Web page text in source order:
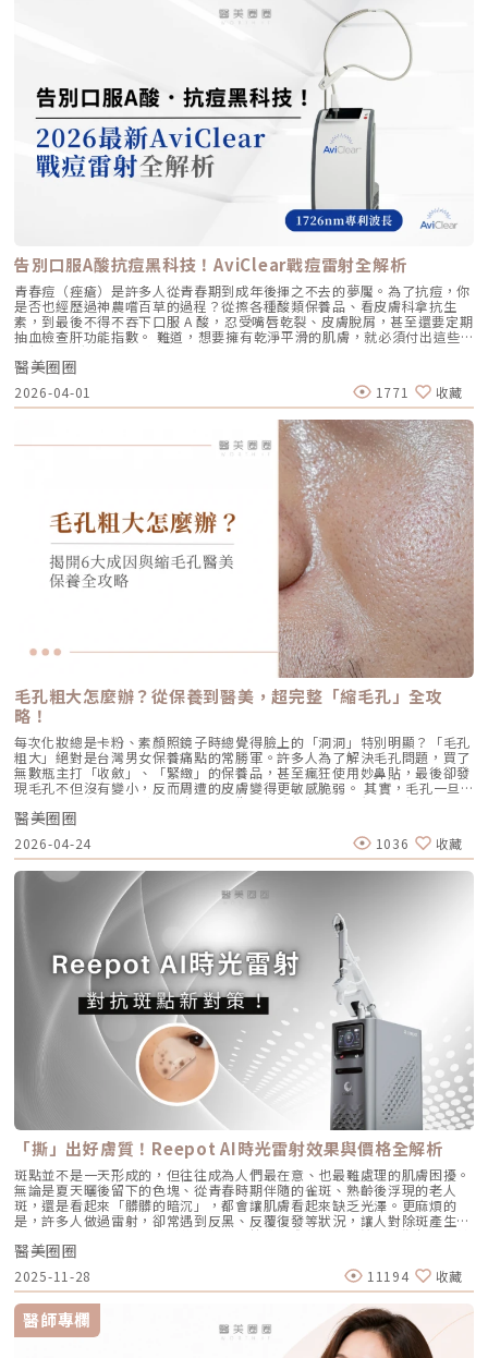
的自然光采抗老不應該是「加法」，而是「還原」。Profhilo 逆時針的哲
學與辰美學的理念不謀而合：我們不希望客戶變得不像自己，我們希望妳在
未來的日子裡，依然保有那份緊緻、透亮的彈力美感。妳不需要厚重的粉底
來遮蓋疲態，因為最美的底妝，就是妳健康的真皮層。如果妳也想體驗這種
「由內而外」的重塑感，歡迎來到辰美學，讓我們為妳量身定制專屬的逆齡
處方箋。「詳細內容請詳見辰美學官網」
個人體質而異） 值得一提的是，它不像音波拉提需要靠機器操作、產生熱
能導致術後紅腫，也不會像玻尿酸填充容易造成過度膨脹的人工感，而是像
「智慧型保養」，漸進式修復你的肌膚底層架構。哪些人適合做璞菲洛？
Profhilo不僅適合輕熟女族群，也非常適合希望改善整體膚況、延緩老化的
人。尤其推薦給以下族群： 面臨初老症狀者： 臉部、頸部或手部出現細
紋、輕微鬆弛，以及肌膚彈性下降、缺乏緊實感的人。 膚質困擾者： 肌膚
乾燥、毛孔粗大、膚色不均或膚質粗糙，希望透過深層保濕來全面提升膚況
的人。 追求自然效果者： 不希望外觀有大幅度改變，只想透過自然、漸進
的方式讓自己看起來更年輕、更有氣色。 對其他療程敏感者： 曾對雷射、
能量儀器等療程反應較大，或希望尋找一種低風險、低修復期的保養方式。
忙碌但仍想維持好氣色的族群非常友善。璞菲洛療程建議與效果說明璞菲洛
建議以三次療程為一完整週期，前兩次治療間隔約30天，第三次則可延長至
4至6個月後進行。必要時，醫師會根據患者肌膚老化程度，評估是否安排加
強治療，以達到最佳效果。大部分患者在首次治療後約2至4週，能感受到肌
膚保濕度提升與質感柔嫩。完整療程結束後，肌膚彈性、細緻度與毛孔緊實
度明顯改善，效果可維持數月，期間因人而異，與個人膚質及保養習慣相
關。針對肌膚老化較嚴重的患者，醫師會提供客製化療程方案，確保治療成
效符合期待。為何完成完整療程後仍需定期補打？雖然Profhilo在第一年完
成三次療程後，可促進皮膚彈力蛋白的新生，但其成分會在體內逐漸代謝，
約在施打後28天開始減少。儘管如此，Profhilo所啟動的生物刺激作用能持
續約3個月左右。隨著時間流逝，皮膚的保濕度與細胞活化功能會逐漸降
低，肌膚質感可能回復至治療前的狀態。加上年齡增長與環境壓力，皮膚細
胞活力下降，因此建議每3至4個月進行一次補打，持續激活肌膚，維持年輕
健康。一項針對40至65歲受試者的研究顯示，接受兩次Profhilo注射（間
隔30天）後，在1個月與4個月的評估中，皮膚彈性與保濕度均有顯著提
升，且效果可維持至少4個月。受試者自我評估亦反映皺紋減少、肌膚更緊
緻，印證持續治療的重要性。（參考來源：Sparavigna et al., 2022）璞
菲洛療程前後注意事項術前： 停止服用抗凝血藥物（如阿斯匹靈、維他命
E） 治療當天避免化妝、飲酒 保持作息規律，避免熬夜與重度壓力術後：
24小時內避免按摩施打部位 三天內避免劇烈運動與三溫暖 一週內避免臉部
熱敷與刺激性護膚產品 建議加強保濕、防曬，幫助效果延長璞菲洛副作用
與風險Profhilo屬於非交聯玻尿酸，不含化學交聯劑，生物相容性極佳，副
作用相對少。常見輕微反應包括： 注射處短暫腫脹、微紅 局部輕微瘀青
（數日內可自行消退） 極少數人可能會有輕微搔癢或壓痛感，通常在數天
內緩解※ 選擇合法診所與原廠授權產品，是避免療程風險最關鍵的因素。
為什麼 Profhilo 成為新一代醫美趨勢？隨著醫美觀念的演變，越來越多人
追求自然、柔和的改善效果，不希望臉部看起來僵硬或過度膨脹。Profhilo
與傳統填充型療程最大的不同，在於它獨特的「重建」式作用。Profhilo
並非單純地填補，而是將高濃度玻尿酸均勻分布於肌膚真皮層，從底層刺激
膠原蛋白與彈力蛋白新生，啟動肌膚的自我修復能力，讓效果柔和自然，能
有效降低傳統填充物可能帶來的異物感，也更貼近肌膚自然老化的邏輯。此
外，Profhilo 完美契合了當前醫美市場「微侵入式」與「預防型保養」的
趨勢。它填補了日常保養品與侵入式手術之間的空缺，不需像肉毒桿菌那樣
限制表情，也不需要像手術拉皮那樣漫長的恢復期。對於生活忙碌、注重效
率的現代人來說，這讓它更容易被接受，成為許多人延緩老化、提升膚質的
首選。臨床案例分享以下為原廠提供的實際案例，透過Profhilo逆時針療
程，觀察治療前後肌膚狀態的變化，供大家參考了解療程效果。璞菲洛
Profhilo常見Q&AQ1：PROFHILO和水光療程有什麼差別？ 水光著重在肌
膚表層補水，讓皮膚變得水嫩透亮；而PROFHILO作用層次更深，不只補
水，還能活化膠原蛋白、彈力蛋白等細胞修復，提升整體彈性與緊緻度。它
的特點是透過穩定擴散來刺激肌膚自我修復，不靠刺激或破壞，適合想全面
改善膚況的人。Q2：可以和電波、音波等療程搭配嗎？ 可與電波、音波等
療程搭配使用，建議間隔約兩週，具體施打順序與時間需由醫師評估。電
波、音波術後可加速肌膚修復並延長效果，但需等皮膚完全降溫後再進行
Profhilo療程。施打前請務必諮詢醫師，遵從專業建議安排療程。Q3：璞
菲洛每年需要打幾次？ 一個完整療程通常包含三次施打，前兩次相隔約一
個月，第三次則可在四到六個月後進行。視個人膚況與需求，也可安排後續
加強療程，以延續效果。Q4：頸紋、手部老化也能打嗎？ 可以。Profhilo
在頸部與手背同樣有良好表現，能改善乾紋與鬆弛，是全方位肌膚重建療
程。Q5：是否適合所有膚質？ 大多數人皆可接受，但孕婦、哺乳中女性與
對玻尿酸過敏者不建議施打。Q6：哪些人適合做Profhilo？需要幾歲才能
做？Profhilo適合有初期老化、乾燥或鬆弛困擾的人，通常建議從30歲以後
就可以評估施作。特別推薦給希望改善膚況，又不想讓五官改變或產生膨脹
感的人。Q7：施打Profhilo會很痛嗎？會不會腫？需要修復期嗎？療程過
程簡單快速，使用極細針在臉部五個特定位點注射，疼痛感輕微。少數人會
有暫時性紅腫或小腫塊，通常幾小時內可自然消退，不會影響日常活動。
Q8：Profhilo成分天然嗎？會不會引起過敏？Profhilo採用高純度、非動
物來源的玻尿酸，不含常見交聯劑成分，安全性高，過敏反應發生機率非常
低，並獲得歐盟CE安全認證。Profhilo璞菲洛是突破傳統玻尿酸觀念的療
程，不以填充為主，而是提升肌膚自癒力與膚質的「逆時針保養」新選擇。
如果你渴望不影響生活的微創保養，並希望從根本改善膚質，Profhilo 絕
對值得你列入考量。在選擇療程前，務必諮詢專業醫師，評估自身膚況與適
合方案，才能真正達到年輕又自然的理想狀態。選擇合法診所、專業醫師與
原廠產品，是安全變美的不二法門。★溫馨提醒★小編要提醒大家，醫療並
非單純的商業交易，所有的療程都伴隨著風險。因此，作為消費者應該謹慎
選擇合適的醫療方案，以確保安全與健康。
跟病患分享一個觀念：音波拉提不是「能量越強越好」，而是「能量要打在
對的地方」。每個人的皮膚厚度、皮下脂肪分布、筋膜層（SMAS）的深
度，甚至是神經血管的走勢都完全不同。即便是在同一個人的臉上，左側與
右側的組織密度也存在差異。傳統的音波療程多半屬於「盲打」，醫師只能
憑藉經驗去推測深度，這就像是在迷霧中航行，風險與不穩定性自然較高。
1.1 精準醫療的「透視眼」最新的Ultherapy Prime 美國音波二代搭載了升
級版 DeepSEE® 即時影像技術。在施打的每一條能量時，我都能透過 2X 高
清螢幕清晰地看見病患當下的組織層級。這意味著： 避開神經與骨頭：大
幅降低因能量落點錯誤導致的劇痛或副作用。 精準鎖定 SMAS 筋膜層：確
保每一發熱凝結點都精確落在支撐輪廓的關鍵地基上。 即時監控探頭貼合
度：防止因貼合不全導致的表皮燙傷。二、 三種鬆弛型態：妳需要的是
「拉提」還是「緊緻」？很多客人到診間會直接說：「我要打音波。」但我
通常會先進行細緻的觸診與影像觀察，因為「鬆弛」其實分為不同層次。如
果診斷錯誤，治療效果就會大打折扣。我將臉部老化歸納為三種主要型態，
並給予不同的客製化建議：2.1 筋膜鬆弛型（結構下垂）這是最適合美國音
墜。這類問題的根源在於 SMAS 筋膜層失去張力，需要透過美音二代深達
4.5mm 的聚焦能量，從地基進行「拉提」。2.2 表皮鬆弛型（膚質鬆軟）
如果妳覺得臉部皮膚軟爛、毛孔粗大、布滿細紋，這通常是真皮層膠原蛋白
流失。此時我會建議以「無雙電波」或「鳳凰電波」為主，強化表層的「緊
緻」，若能搭配美音二代 1.5mm 或 3.0mm 的探頭進行分層治療，效果會
更全面。2.3 脂肪下移型（贅肉堆積）有些人老化表現是法令紋上方擠出一
塊肉，或是出現明顯的雙下巴。這類族群除了筋膜拉提，還需要美音二代對
脂肪組織產生的微熱效應來進行收斂，收緊鬆贅組織，恢復線條的俐落感。
三、 關於痛感與效果：二代真的不一樣嗎？「醫師，聽說美國音波非常
痛，是真的嗎？」這是許多客人心中的陰影。的確，第一代美國音波因其能
量輸出極為強悍扎實，對某些痛感較敏感的客人來說確實是一大挑戰。但
Ultherapy Prime（美音二代）在 2026 年能被醫美圈推崇，關鍵就在於它
大幅優化了「舒適度」。3.1 減痛技術的優化美音二代優化了能量輸出的波
型與頻率，使熱能釋放更加穩定均勻。在臨床操作中，我發現客人的耐受度
顯著提升，不再需要像早期那樣「痛到想哭」。 見效時間：治療當下因組
織受熱收縮，會有 10-20% 的即時拉提感。真正的巔峰效果會在術後 2–3
個月，隨著膠原蛋白的大量新生，輪廓會日益清晰。 維持時間：在規律的
生活作息下，一次優良的治療效果可維持 12–18 個月。四、 蔡醫師的減齡
處方箋：美音二代的精準佈點很多診所標榜「破千條」的音波，但我始終堅
持：條數不是越多越好，精準度才是關鍵。過多的能量可能造成脂肪萎縮
（臉凹），過少則無感。在辰美學，我會根據每一位客人的臉型厚薄、鬆弛
程度，規劃專屬的能量地圖。以下是 2026 年我常用的建議處方： 施作區
更好的「精緻度」，我常會建議在音波拉提後，搭配再生針（瑞德喜）進行
外輪廓的固定，或是以「混合式填充」補足流失的骨架支撐。這種「由內拉
提、由外固定」的複合思維，才是現代抗老的趨勢。五、 2026 醫美行情與
避坑建議當妳搜尋「美國音波二代價格」時，會發現市場行情落差很大。身
為醫師，我必須提醒大家，費用背後包含的是原廠探頭成本、儀器維護、以
及最重要的「醫師的技術與判讀經驗」。 認明原廠授權：施打前請掃描儀
器與探頭 QR Code，確保非水貨或非法翻新探頭。 選擇認證醫師：音波拉
提需要精準的解剖學知識，只有受過原廠培訓的醫師，才能在「安全邊界
內」將能量發揮到極致。六、 結語：愛美，是為了成就更好的自己我常
說，醫美的意義不在於把妳變成另外一個人，而在於「找回最巔峰狀態的
妳」。看著客人在治療後，重新對鏡子裡的自己露出自信的微笑，那是我身
技術，結合我對面部結構的美感理解，悉心守護妳每一寸肌膚的張力。如果
您也對輪廓的流失感到焦慮，或者正猶豫哪種療程最適合自己，歡迎預約來
診間，讓我們在一個放鬆、透明的環境下，一起討論出最適合您的減齡計
畫。
告別口服A酸抗痘黑科技！AviClear戰痘雷射全解析
青春痘（痤瘡）是許多人從青春期到成年後揮之不去的夢魘。為了抗痘，你
是否也經歷過神農嚐百草的過程？從擦各種酸類保養品、看皮膚科拿抗生
素，到最後不得不吞下口服 A 酸，忍受嘴唇乾裂、皮膚脫屑，甚至還要定期
抽血檢查肝功能指數。 難道，想要擁有乾淨平滑的肌膚，就必須付出這些
代價嗎？ 隨著醫學美容科技的進步，抗痘治療終於迎來了劃時代的突破。
全球首款獲得美國 FDA 認證，專門針對「皮脂腺」進行治療的 AviClear 戰
痘雷射 正式問世。它主打不需依賴藥物、無嚴重副作用，透過專利
1726nm 波長雷射，從根源「關閉」過度活躍的皮脂腺。 這篇文章將帶你
全面深入了解 AviClear 戰痘雷射的作用原理、與傳統治療的差異、療程細
節以及真實的術後效果，幫助你評估這項抗痘黑科技是否適合自己。為什麼
痘痘總是反覆發作？看懂萬惡之源「皮脂腺」在認識 AviClear 戰痘雷射之
前，我們必須先了解痘痘（痤瘡）究竟是怎麼形成。青春痘的生成機制主要
包含四大關鍵： 皮脂分泌過盛：受到賀爾蒙、壓力、飲食或基因影響，皮
脂腺製造出過多的油脂。 毛囊角化異常：老廢角質無法正常代謝，與油脂
混合後堵塞毛孔，形成粉刺。 痤瘡桿菌增生：堵塞的無氧毛孔成為痤瘡桿
菌（C. acnes）的溫床，細菌大量繁殖。 發炎反應：細菌代謝物引發免疫
反應，導致紅腫、化膿，形成嚴重的囊腫型或膿皰型痘痘。在這四個環節
中，「皮脂分泌過盛」是啟動後續一連串災難的開關。傳統的治療方式，如
抗生素主要針對殺菌；外用酸類主要針對去角質。唯有口服 A 酸能夠有效抑
制皮脂腺分泌，這也是為什麼口服 A 酸過去被視為治療嚴重痘痘的終極武
器。然而，口服 A 酸伴隨著全身性的副作用。而 AviClear 戰痘雷射的誕
生，就是為了一次解決這個痛點：我們能不能在不吃藥的情況下，精準且長
效地控制皮脂腺？什麼是 AviClear 戰痘雷射？解密 1726nm 的物理奇蹟
AviClear 戰痘雷射是一台利用特定波長光能來治療痤瘡的醫療儀器。它的核
心技術在於突破性的1726nm 波長雷射。1. 為什麼是 1726nm 波長？「專
吃油脂」的標靶治療在雷射醫學中，不同的波長會被不同的目標物（如黑色
素、血紅素、水分）吸收。1726nm 這個波長非常特殊，它在人體組織
中，被皮脂（油脂）吸收的效率，大約是被水分吸收的 2 倍。當 AviClear
的雷射光束打入真皮層時，能量會精準地被富含油脂的「皮脂腺」大量吸
收，進而產生熱能。這些熱能會破壞過度活躍的皮脂腺細胞，變得萎縮、分
泌量大幅下降。當沒有過多的油脂，毛孔就不易堵塞，痤瘡桿菌也失去了生
存的養分，痘痘自然就失去了生長的溫床。2. AviCool™ 藍寶石冷卻系統：
保護表皮，大幅提升舒適度既然要用熱能破壞深層的皮脂腺，表皮會不會被
燙傷？這正是 AviClear 的另一項核心專利。機器配備了專屬的 AviCool™
藍寶石接觸式冷卻系統。在雷射擊發前、擊發中與擊發後，冷卻系統會持續
將表皮溫度維持在安全的低溫狀態。這不僅能防止表皮熱傷害、避免術後反
黑，更大幅降低了療程中的痛感，讓患者在不需要敷麻藥的情況下（視個人
耐受度而定），也能順利完成治療。AviClear 戰痘雷射 vs. 藍雷射與傳統療
法：抗痘金大PK過去我們面對嚴重的青春痘，「吞口服A酸」幾乎是唯一的
終極解方。然而，隨著光電科技的突破，現代的醫美抗痘已經邁入了「精準
破壞皮脂腺」的新紀元。目前市面上討論度最高的兩大抗痘黑科技，分別是
AviClear 戰痘雷射與 CAPRI 藍雷射。雖然兩者都主打不吃藥、從根源控
油，但在波長與作用機制上卻有著根本的差異。我們該如何選擇？它們與傳
統的口服A酸又有什麼不同？以下為您全面解析。頂尖對決：AviClear 戰痘
雷射 vs. CAPRI 藍雷射這兩款都是目前熱門的無藥物抗痘雷射，雖然目標一
致，但「作戰策略」卻截然不同：1. AviClear 戰痘雷射（1726nm）：專
注皮脂腺的「源頭阻斷」作用原理：搭載專利 1726nm 波長，具備極高的
「油脂專一性」，能穿透皮膚精準鎖定並加熱肥大的皮脂腺，使其萎縮。核
心強項：直接從源頭切斷出油量並破壞痘痘的生長環境，主打極長效的抗痘
與控油效果，非常適合追求長期穩定膚況、不想依賴藥物的人。2. CAPRI
藍雷射（1450nm + 450nm）：控油＋殺菌的「雙效複合」作用原理：結
合 1450nm 的熱能來縮減皮脂腺（控油），同時搭配 450nm 藍光直接消
滅表皮的痤瘡桿菌（殺菌）。核心強項：雙管齊下，對於臉上正在急性發
炎、紅腫的痘痘，具有極佳的立即退紅與消炎效果，適合需要快速壓制大面
積發炎的患者。3. 傳統終極武器：口服A酸（Isotretinoin）作用原理：屬
於全身性的系統性治療。它能全面抑制皮脂腺分泌、使皮脂腺萎縮，同時促
進毛囊正常角化，並大幅減少發炎反應與痤瘡桿菌增生。核心強項：能夠一
次打擊痘痘的四大成因，對於嚴重型、結節囊腫型痘痘，或是對其他治療
（包含抗生素、外用藥膏）無效的頑固型痘痘，具有極高的治癒率與長效
性。需注意事項：伴隨較明顯的副作用，最常見包含嘴唇乾裂、皮膚乾燥脫
皮、眼睛乾澀等。此外，孕婦絕對禁用（具致畸胎性），療程期間需配合醫
師定期抽血監測肝功能與血脂，且通常需持續服用數個月至一年以上以達到
標準的累積劑量。CAPRI 藍雷射與 AviClear 戰痘雷射最主要的差異，在於
「雷射波長」與「對油脂的吸收破壞力」。簡單來說，藍雷射主打「控油加
殺菌」的雙效機制，適合用來對付輕中度的痘痘與毛孔粗大問題；而
1726nm 的戰痘雷射則是專為「阻斷皮脂腺」而生，能精準且深度地破壞
出油源頭，因此更適合用來拯救中重度發炎、滿臉油光，以及長年反覆發作
的頑固型痘痘肌。誰最適合打 AviClear 戰痘雷射？如果符合以下任一情
況，AviClear 將會是非常值得評估的投資： 口服藥物恐懼或不適應者：曾
經吃過口服 A 酸但無法忍受乾燥脫皮，或是抽血發現肝指數異常而被迫停藥
醫美圈圈
2026-04-01 1771 收藏
毛孔粗大怎麼辦？從保養到醫美，超完整「縮毛孔」全攻
略！
每次化妝總是卡粉、素顏照鏡子時總覺得臉上的「洞洞」特別明顯？「毛孔
粗大」絕對是台灣男女保養痛點的常勝軍。許多人為了解決毛孔問題，買了
無數瓶主打「收斂」、「緊緻」的保養品，甚至瘋狂使用妙鼻貼，最後卻發
現毛孔不但沒有變小，反而周遭的皮膚變得更敏感脆弱。 其實，毛孔一旦
被撐大，就像是被撐鬆的橡皮筋，光靠日常塗抹保養品是很難「完全逆轉」
的。想要有效改善毛孔粗大，我們必須先搞懂你的毛孔是哪一種「型」，才
能對症下藥！這篇文章將帶你從日常保養到專業醫美療程，全面拯救毛孔粗
大的終極對策。為什麼我的毛孔會變大？揭開毛孔粗大的 6大元兇在探討怎
麼解決之前，我們得先抓出讓毛孔變大的罪魁禍首。毛孔粗大絕對不是單一
原因造成的，通常是以下幾個因素交織而成的結果：1. 【油脂型毛孔】：中
東油田的擴建工程毛孔是皮脂排出的主要通道。當你的皮脂腺天生比較發
達，或是受到氣溫升高、荷爾蒙波動、常吃高油高糖食物影響，導致出油量
大增時，通道就會被迫「擴建」來排出這些大量油脂。2. 【角質型毛孔】：
通道堵塞引發的連鎖反應健康的肌膚會自然代謝老廢角質，但如果代謝異
常，這些廢棄角質就會和皮脂、空氣中的髒污混合在一起，死死地堵塞在毛
孔開口。久而久之，毛孔就像被塞了軟木塞一樣，被越撐越大。3. 【老化型
毛孔】：膠原蛋白流失的初老警報真皮層中的「膠原蛋白」和「彈力蛋白」
就像是撐起毛孔的堅固地基。隨著年齡增長，或是長期不防曬導致的「光老
化」，地基流失、失去支撐力，毛孔邊緣的肌膚就會順著地心引力往下垂。
4. 【缺水型毛孔】：肌膚乾旱造成的表面危機這點常被許多人忽略！當角質
層極度缺水時，毛孔周圍的表皮細胞會像失去水分的蘋果一樣乾癟、萎縮，
無法飽滿排列。在細胞與細胞之間的縫隙變大之下，視覺上毛孔就顯得非常
明顯。5. 【疤痕型毛孔】：手癢硬擠留下的歷史遺跡嚴格來說這已經是「痘
疤」的範疇。過去長了嚴重的發炎性青春痘，或是手癢過度暴力擠壓，導致
真皮層組織嚴重受損。在傷口修復的過程中產生了纖維化拉扯，最終形成不
可逆的凹洞。6. 【蟎蟲型毛孔】：隱形的微小房客在作怪我們的臉上本來就
有共生的「蠕形蟎蟲」，但當免疫力下降、皮脂分泌失衡，或是過度清潔破
壞皮脂膜時，蟎蟲就會大量異常繁殖。牠們會啃食皮脂、進出毛囊，蟲體的
排泄物與屍體會引發毛囊發炎，進而把毛孔撐大。如何從日常居家保養穩住
毛孔不失控？雖然保養品無法讓已經擴大的毛孔完全「縮回」，但正確的居
家保養，能幫助控制毛孔不再進一步擴張，並改善整體膚質的平滑度。1. 溫
和清潔，不過度刺激：選擇胺基酸系等溫和潔顏產品，一天清潔 1～2 次即
可。避免頻繁使用磨砂或強力去角質產品，以減少對皮膚屏障的刺激。2. 適
度使用酸類，幫助代謝角質：對於油脂分泌較旺或粉刺型毛孔，可在醫師或
專業建議下使用酸類保養品： 水楊酸（BHA）：脂溶性，能深入毛孔幫助
油脂代謝，常用於黑頭與粉刺調理。 果酸（AHA，如甘醇酸、乳酸）：主要
作用於表層角質更新，改善肌膚粗糙。 杏仁酸：屬於果酸的一種但兼具親
脂特性，屬較溫和的酸類選擇。3. 抗老成分 A醇（Retinol）：A醇是目前研
究較完整的抗老成分之一，可促進表皮更新，並間接支持膠原蛋白生成，對
於老化型毛孔與膚質粗糙有一定幫助。但 A醇具有刺激性，建議採取低濃
度、循序漸進方式建立耐受。4. 防曬是關鍵保護：紫外線是造成膠原蛋白流
醫美圈圈
2026-04-24 1036 收藏
「撕」出好膚質！Reepot AI時光雷射效果與價格全解析
斑點並不是一天形成的，但往往成為人們最在意、也最難處理的肌膚困擾。
無論是夏天曬後留下的色塊、從青春時期伴隨的雀斑、熟齡後浮現的老人
斑，還是看起來「髒髒的暗沉」，都會讓肌膚看起來缺乏光澤。更麻煩的
是，許多人做過雷射，卻常遇到反黑、反覆復發等狀況，讓人對除斑產生陰
影。 Reepot AI時光雷射（仿單名為「蕾璞釹雅各雷射系統」，衛部醫器輸
字第 037165 號）自 2025 年 7 月上市後便迅速受到關注，被視為色素治
療領域重要新進展。它重新定義了傳統除斑的思維，將以往以熱能為主的
「燒灼式破壞」，轉變為更精準、更可控的「震碎式處理」，再結合 AI 影
像分析與超冷卻保護，使治療不僅更安全、也更貼近現代人追求的舒適與高
效率。對於過去因反黑、修復期長或效果不均而猶豫的族群而言，Reepot
的出現為除斑帶來全新的可能。 這篇文章就帶你理解Reepot 到底怎麼運
作？和你聽過的皮秒、傳統雷射有什麼不同？誰適合做、誰不適合？效果、
醫美圈圈
2025-11-28 11194 收藏
醫師專欄